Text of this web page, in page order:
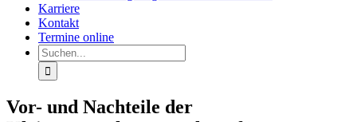
Karriere
Kontakt
Termine online
Suche
nach:
Vor- und Nachteile der